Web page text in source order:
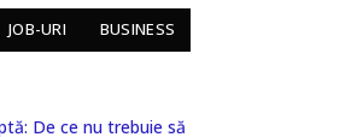
JOB-URI BUSINESS
De ce nu trebuie să